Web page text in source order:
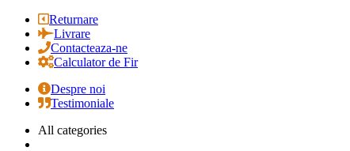
Returnare
Livrare
Contacteaza-ne
Calculator de Fir
Despre noi
Testimoniale
All categories